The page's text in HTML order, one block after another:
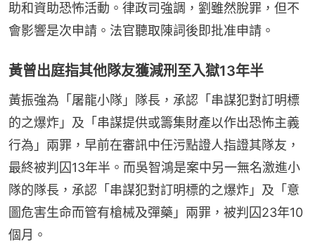
助和資助恐怖活動。律政司強調，劉雖然脫罪，但不
會影響是次申請。法官聽取陳詞後即批准申請。
黃曾出庭指其他隊友獲減刑至入獄13年半
黃振強為「屠龍小隊」隊長，承認「串謀犯對訂明標
的之爆炸」及「串謀提供或籌集財產以作出恐怖主義
行為」兩罪，早前在審訊中任污點證人指證其隊友，
最終被判囚13年半。而吳智鴻是案中另一無名激進小
隊的隊長，承認「串謀犯對訂明標的之爆炸」及「意
圖危害生命而管有槍械及彈藥」兩罪，被判囚23年10
個月。